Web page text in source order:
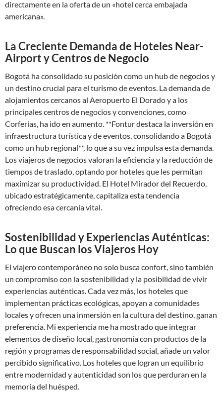
directamente en la oferta de un «hotel cerca embajada
americana».
La Creciente Demanda de Hoteles Near-
Airport y Centros de Negocio
Bogotá ha consolidado su posición como un hub de negocios y
un destino crucial para el turismo de eventos. La demanda de
alojamientos cercanos al Aeropuerto El Dorado y a los
principales centros de negocios y convenciones, como
Corferias, ha ido en aumento. **Fontur destaca la inversión en
infraestructura turística y de eventos, consolidando a Bogotá
como un hub regional**, lo que a su vez impulsa esta demanda.
Los viajeros de negocios valoran la eficiencia y la reducción de
tiempos de traslado, optando por hoteles que les permitan
maximizar su productividad. El Hotel Mirador del Recuerdo,
ubicado estratégicamente, capitaliza esta tendencia
ofreciendo esa cercanía vital.
Sostenibilidad y Experiencias Auténticas:
Lo que Buscan los Viajeros Hoy
El viajero contemporáneo no solo busca confort, sino también
un compromiso con la sostenibilidad y la posibilidad de vivir
experiencias auténticas. Cada vez más, los hoteles que
implementan prácticas ecológicas, apoyan a comunidades
locales y ofrecen una inmersión en la cultura del destino, ganan
preferencia. Mi experiencia me ha mostrado que integrar
elementos de diseño local, gastronomía con productos de la
región y programas de responsabilidad social, añade un valor
percibido significativo. Los hoteles que logran un equilibrio
entre modernidad y autenticidad son los que perduran en la
memoria del huésped.